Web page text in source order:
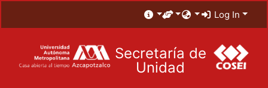
Log In
Secretaría de
Unidad